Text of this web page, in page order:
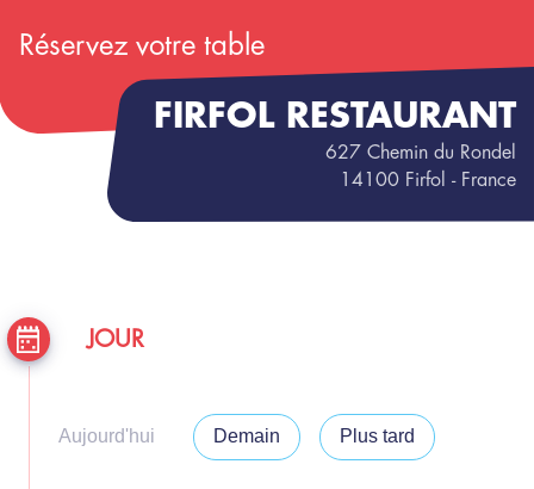
Réservez votre table
FIRFOL RESTAURANT
627 Chemin du Rondel
14100 Firfol - France
JOUR
Aujourd'hui Demain Plus tard